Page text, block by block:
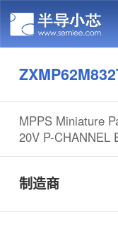
MPPS Miniature
20V P-CHANNEL
制造商